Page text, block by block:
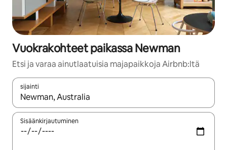
Vuokrakohteet paikassa Newman
Etsi ja varaa ainutlaatuisia majapaikkoja Airbnb:ltä
sijainti
Kun tulokset ovat saatavilla, navigoi ylös- ja alas-
Sisäänkirjautuminen